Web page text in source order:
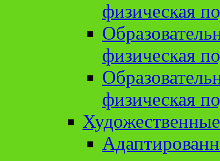
физическая
физическая
физическая
Художественные